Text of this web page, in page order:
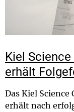
Kiel
erhält
Das Kiel
erhält nach